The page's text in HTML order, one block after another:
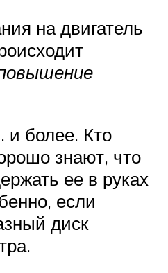
на двигатель
и более. Кто
знают, что
ее в руках
если
диск